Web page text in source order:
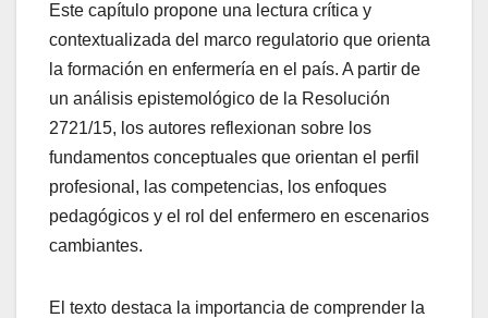
Este capítulo propone una lectura crítica y
contextualizada del marco regulatorio que orienta
la formación en enfermería en el país. A partir de
un análisis epistemológico de la Resolución
2721/15, los autores reflexionan sobre los
fundamentos conceptuales que orientan el perfil
profesional, las competencias, los enfoques
pedagógicos y el rol del enfermero en escenarios
cambiantes.
El texto destaca la importancia de comprender la